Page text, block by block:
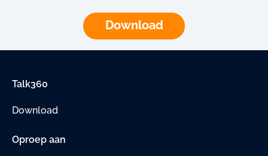
Download
Talk360
Download
Oproep aan